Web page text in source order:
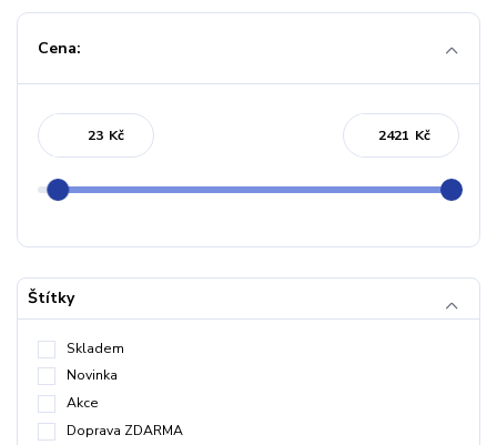
Cena:
Kč Kč
Štítky
Skladem
Novinka
Akce
Doprava ZDARMA